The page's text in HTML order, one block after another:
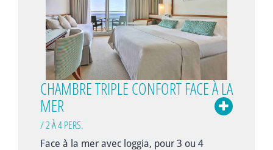
CHAMBRE TRIPLE CONFORT FACE À LA
MER
/ 2 À 4 PERS.
Face à la mer avec loggia, pour 3 ou 4